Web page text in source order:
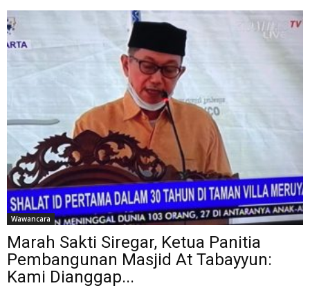
Wawancara
Marah Sakti Siregar, Ketua Panitia
Pembangunan Masjid At Tabayyun:
Kami Dianggap...